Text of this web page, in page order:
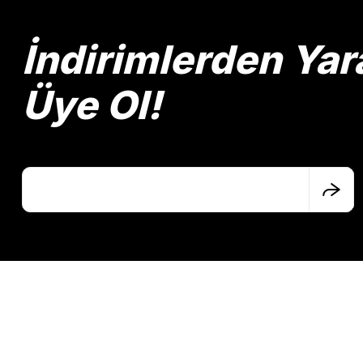
Ürün fiyatı diğer sitelerden daha pahalı.
Bu ürüne benzer farklı alternatifler olmalı.
İndirimlerden
Üye Ol!